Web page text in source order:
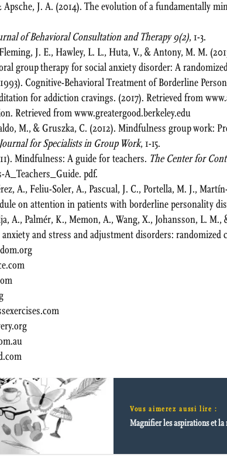
Apsche, J. A. (2014). The evolution of a fundamentally
of Behavioral Consultation and Therapy 9(2), 1-3.
J. E., Hawley, L. L., Huta, V., & Antony, M. M.
group therapy for social anxiety disorder: A
Cognitive-Behavioral Treatment of Borderline
for addiction cravings. (2017). Retrieved from
Retrieved from www.greatergood.berkeley.edu
M., & Gruszka, C. (2012). Mindfulness group work:
for Specialists in Group Work, 1-15.
Mindfulness: A guide for teachers. The Center for
pdf.
A., Feliu-Soler, A., Pascual, J. C., Portella, M. J.,
on attention in patients with borderline personality
A., Palmér, K., Memon, A., Wang, X., Johansson, L.
and stress and adjustment disorders: randomized
Vous aimerez aussi lire :
Magnifier les aspirations et